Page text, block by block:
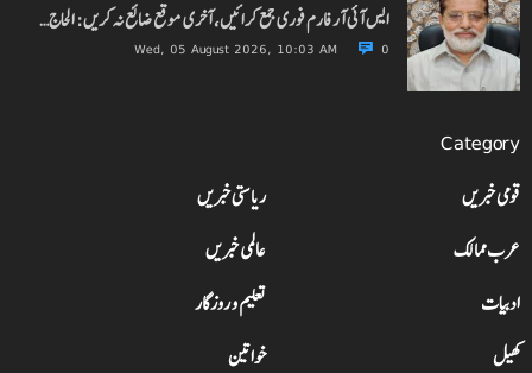
ایس آئی آر فارم فوری جمع کرائیں، آخری موقع ضائع نہ کریں: الحاج…
Wed, 05 August 2026, 10:03 AM 0
Category
قومی خبریں
ریاستی خبریں
عرب ممالک
عالمی خبریں
ادبیات
تعلیم و روزگار
کھیل
خواتین